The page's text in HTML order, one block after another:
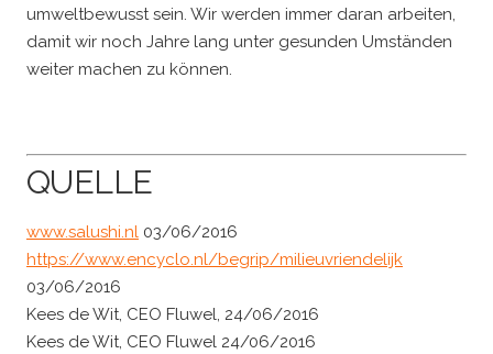
umweltbewusst sein. Wir werden immer daran arbeiten,
damit wir noch Jahre lang unter gesunden Umständen
weiter machen zu können.
QUELLE
www.salushi.nl 03/06/2016
https://www.encyclo.nl/begrip/milieuvriendelijk
03/06/2016
Kees de Wit, CEO Fluwel, 24/06/2016
Kees de Wit, CEO Fluwel 24/06/2016